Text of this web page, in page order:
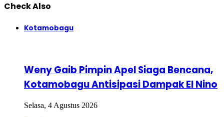
Check Also
Close Kotamobagu
Weny Gaib Pimpin Apel Siaga Bencana,
Kotamobagu Antisipasi Dampak El Nino
Selasa, 4 Agustus 2026